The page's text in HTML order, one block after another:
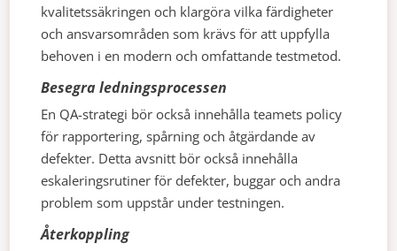
kvalitetssäkringen och klargöra vilka färdigheter
och ansvarsområden som krävs för att uppfylla
behoven i en modern och omfattande testmetod.
Besegra ledningsprocessen
En QA-strategi bör också innehålla teamets policy
för rapportering, spårning och åtgärdande av
defekter. Detta avsnitt bör också innehålla
eskaleringsrutiner för defekter, buggar och andra
problem som uppstår under testningen.
Återkoppling